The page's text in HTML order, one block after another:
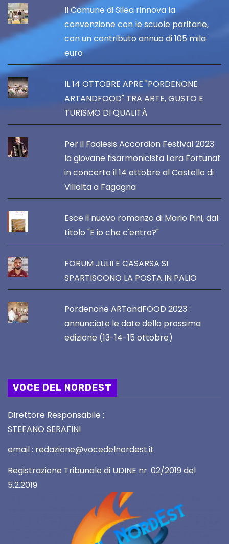
Il Comune di Silea rinnova la
convenzione con le scuole paritarie,
con un contributo annuo di 105 mila
euro
IL 14 OTTOBRE APRE "PORDENONE
ARTANDFOOD" TRA ARTE, GUSTO E
TURISMO DI QUALITÀ
Per il Fadiesis Accordion Festival 2023
la giovane fisarmonicista Lara Fortunat
in concerto il 14 ottobre al Castello di
Villalta a Fagagna
Esce il nuovo romanzo di Mario Pini, dal
titolo "E io che c'entro?"
FORUM JULII E CASARSA SI
SPARTISCONO LA POSTA IN PALIO
Pordenone ARTandFOOD 2023 :
annunciate le date della prossima
edizione (13-14-15 ottobre)
VOCE DEL NORDEST
Direttore Responsabile :
STEFANO SERAFINI
email : redazione@vocedelnordest.it
Registrazione Tribunale di UDINE nr. 02/2019 del
5.2.2019